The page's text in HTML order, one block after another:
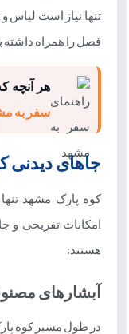
تنها نیاز است لباس
فصل را همراه داشته
هر آنچه
سفر به
جاهای دیدنی
کوه پارک مشهد
امکانات تفریحی و
هستند:
آبشارهای
در طول مسیر کوه